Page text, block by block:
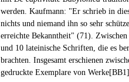
werden. Kaufmann: "Er schrieb in
nichts und niemand ihn so sehr
erreichte Bekanntheit" (71). Zwischen
und 10 lateinische Schriften, die es
brachten. Insgesamt erschienen
gedruckte Exemplare von